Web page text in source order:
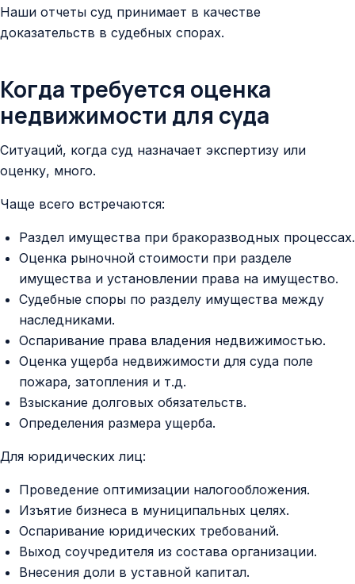
Наши отчеты суд принимает в качестве
доказательств в судебных спорах.
Когда требуется оценка
недвижимости для суда
Ситуаций, когда суд назначает экспертизу или
оценку, много.
Чаще всего встречаются:
Раздел имущества при бракоразводных процессах.
Оценка рыночной стоимости при разделе
имущества и установлении права на имущество.
Судебные споры по разделу имущества между
наследниками.
Оспаривание права владения недвижимостью.
Оценка ущерба недвижимости для суда поле
пожара, затопления и т.д.
Взыскание долговых обязательств.
Определения размера ущерба.
Для юридических лиц:
Проведение оптимизации налогообложения.
Изъятие бизнеса в муниципальных целях.
Оспаривание юридических требований.
Выход соучредителя из состава организации.
Внесения доли в уставной капитал.